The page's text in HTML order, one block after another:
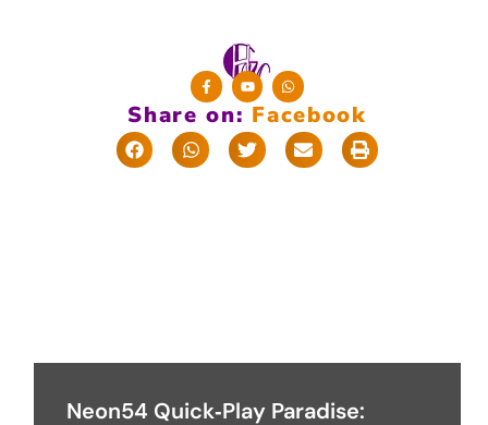
Share on: Facebook
Neon54 Quick‑Play Paradise: